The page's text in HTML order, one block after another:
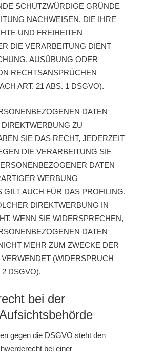
SCHUTZWÜRDIGE GRÜNDE
NACHWEISEN, DIE IHRE
UND FREIHEITEN
DIE VERARBEITUNG DIENT
AUSÜBUNG ODER
RECHTSANSPRÜCHEN
ART. 21 ABS. 1 DSGVO).
DATEN
ZU
SIE DAS RECHT, JEDERZEIT
DIE VERARBEITUNG SIE
DATEN
WERBUNG
GILT AUCH FÜR DAS PROFILING,
DIREKTWERBUNG IN
WENN SIE WIDERSPRECHEN,
DATEN
MEHR ZUM ZWECKE DER
(WIDERSPRUCH
2 DSGVO).
bei der
gegen die DSGVO steht den
bei einer